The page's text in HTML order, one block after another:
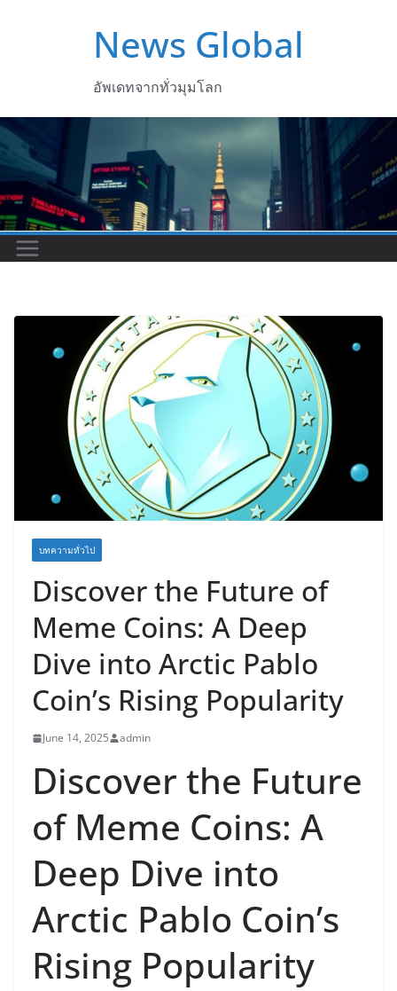
News Global
อัพเดทจากทั่วมุมโลก
บทความทั่วไป
Discover the Future of
Meme Coins: A Deep
Dive into Arctic Pablo
Coin’s Rising Popularity
June 14, 2025 admin
Discover the Future
of Meme Coins: A
Deep Dive into
Arctic Pablo Coin’s
Rising Popularity